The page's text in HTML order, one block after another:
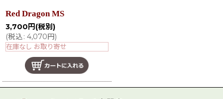
Red Dragon MS
3,700 円 (税別)
(税込: 4,070円)
在庫なし お取り寄せ